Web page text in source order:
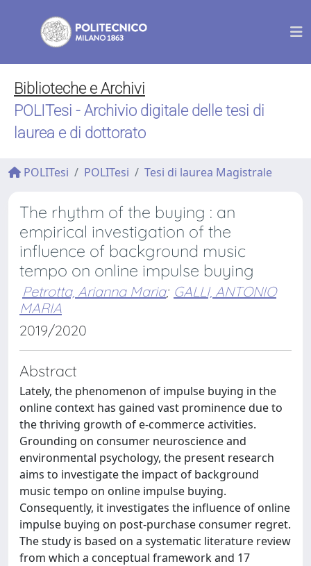
Biblioteche e Archivi
POLITesi - Archivio digitale delle tesi di
laurea e di dottorato
POLITesi POLITesi Tesi di laurea Magistrale
The rhythm of the buying : an
empirical investigation of the
influence of background music
tempo on online impulse buying
Petrotta, Arianna Maria; GALLI, ANTONIO
MARIA
2019/2020
Abstract
Lately, the phenomenon of impulse buying in the
online context has gained vast prominence due to
the thriving growth of e-commerce activities.
Grounding on consumer neuroscience and
environmental psychology, the present research
aims to investigate the impact of background
music tempo on online impulse buying.
Consequently, it investigates the influence of online
impulse buying on post-purchase consumer regret.
The study is based on a systematic literature review
from which a conceptual framework and 17